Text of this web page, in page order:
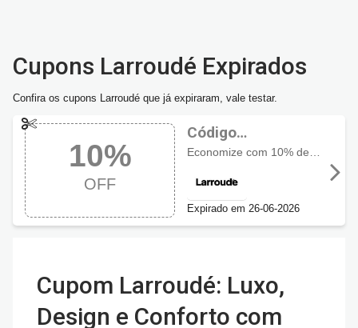
Cupons Larroudé Expirados
Confira os cupons Larroudé que já expiraram, vale testar.
10%
OFF
Código
promocional
OFF
Expirado em 26-06-2026
Cupom Larroudé: Luxo,
Design e Conforto com